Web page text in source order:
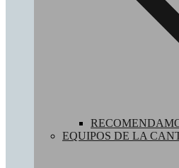
EQUIPOS DE LA